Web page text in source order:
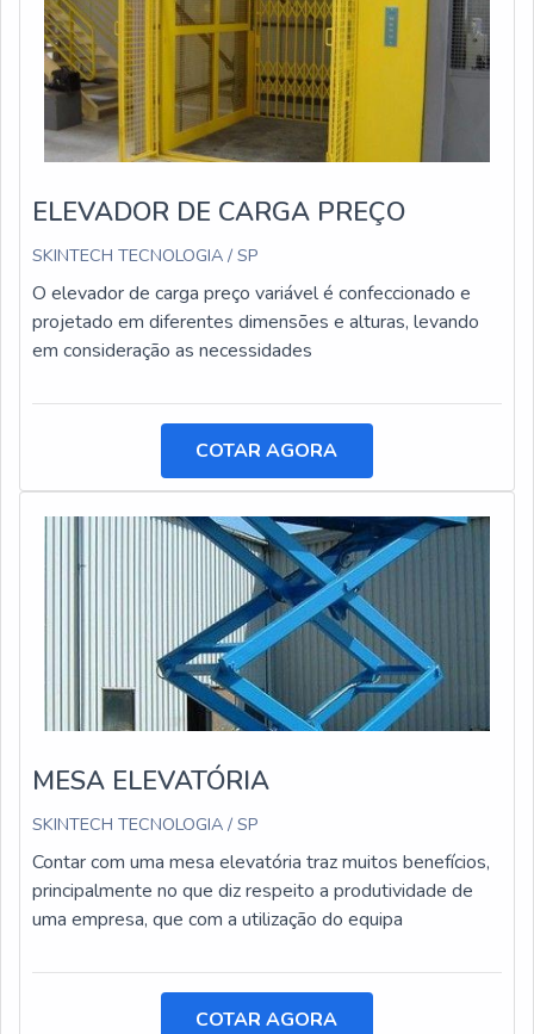
ELEVADOR DE CARGA PREÇO
SKINTECH TECNOLOGIA / SP
O elevador de carga preço variável é confeccionado e
projetado em diferentes dimensões e alturas, levando
em consideração as necessidades
COTAR AGORA
MESA ELEVATÓRIA
SKINTECH TECNOLOGIA / SP
Contar com uma mesa elevatória traz muitos benefícios,
principalmente no que diz respeito a produtividade de
uma empresa, que com a utilização do equipa
COTAR AGORA